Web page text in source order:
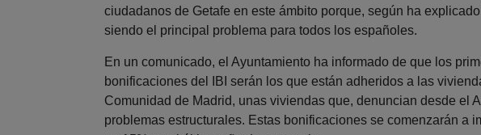
ciudadanos de Getafe en este ámbito porque, según ha
siendo el principal problema para todos los españoles.
En un comunicado, el Ayuntamiento ha informado de que los
bonificaciones del IBI serán los que están adheridos a las
Comunidad de Madrid, unas viviendas que, denuncian desde el
problemas estructurales. Estas bonificaciones se comenzarán a